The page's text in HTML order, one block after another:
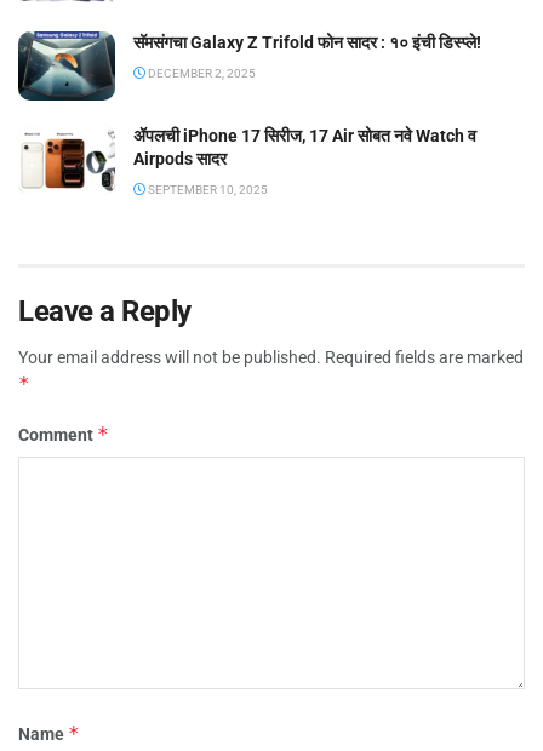
सॅमसंगचा Galaxy Z Trifold फोन सादर : १० इंची डिस्प्ले!
DECEMBER 2, 2025
ॲपलची iPhone 17 सिरीज, 17 Air सोबत नवे Watch व
Airpods सादर
SEPTEMBER 10, 2025
Leave a Reply
Your email address will not be published. Required fields are marked
*
Comment *
Name *